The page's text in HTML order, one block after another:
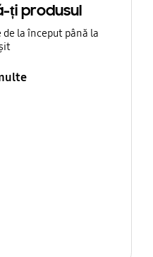
ți produsul
la început până la